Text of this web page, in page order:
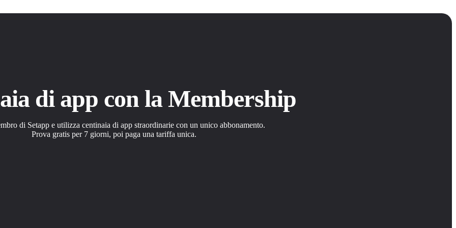
di app con la Membership
di Setapp e utilizza centinaia di app straordinarie con un unico abbonamento.
Prova gratis per 7 giorni, poi paga una tariffa unica.